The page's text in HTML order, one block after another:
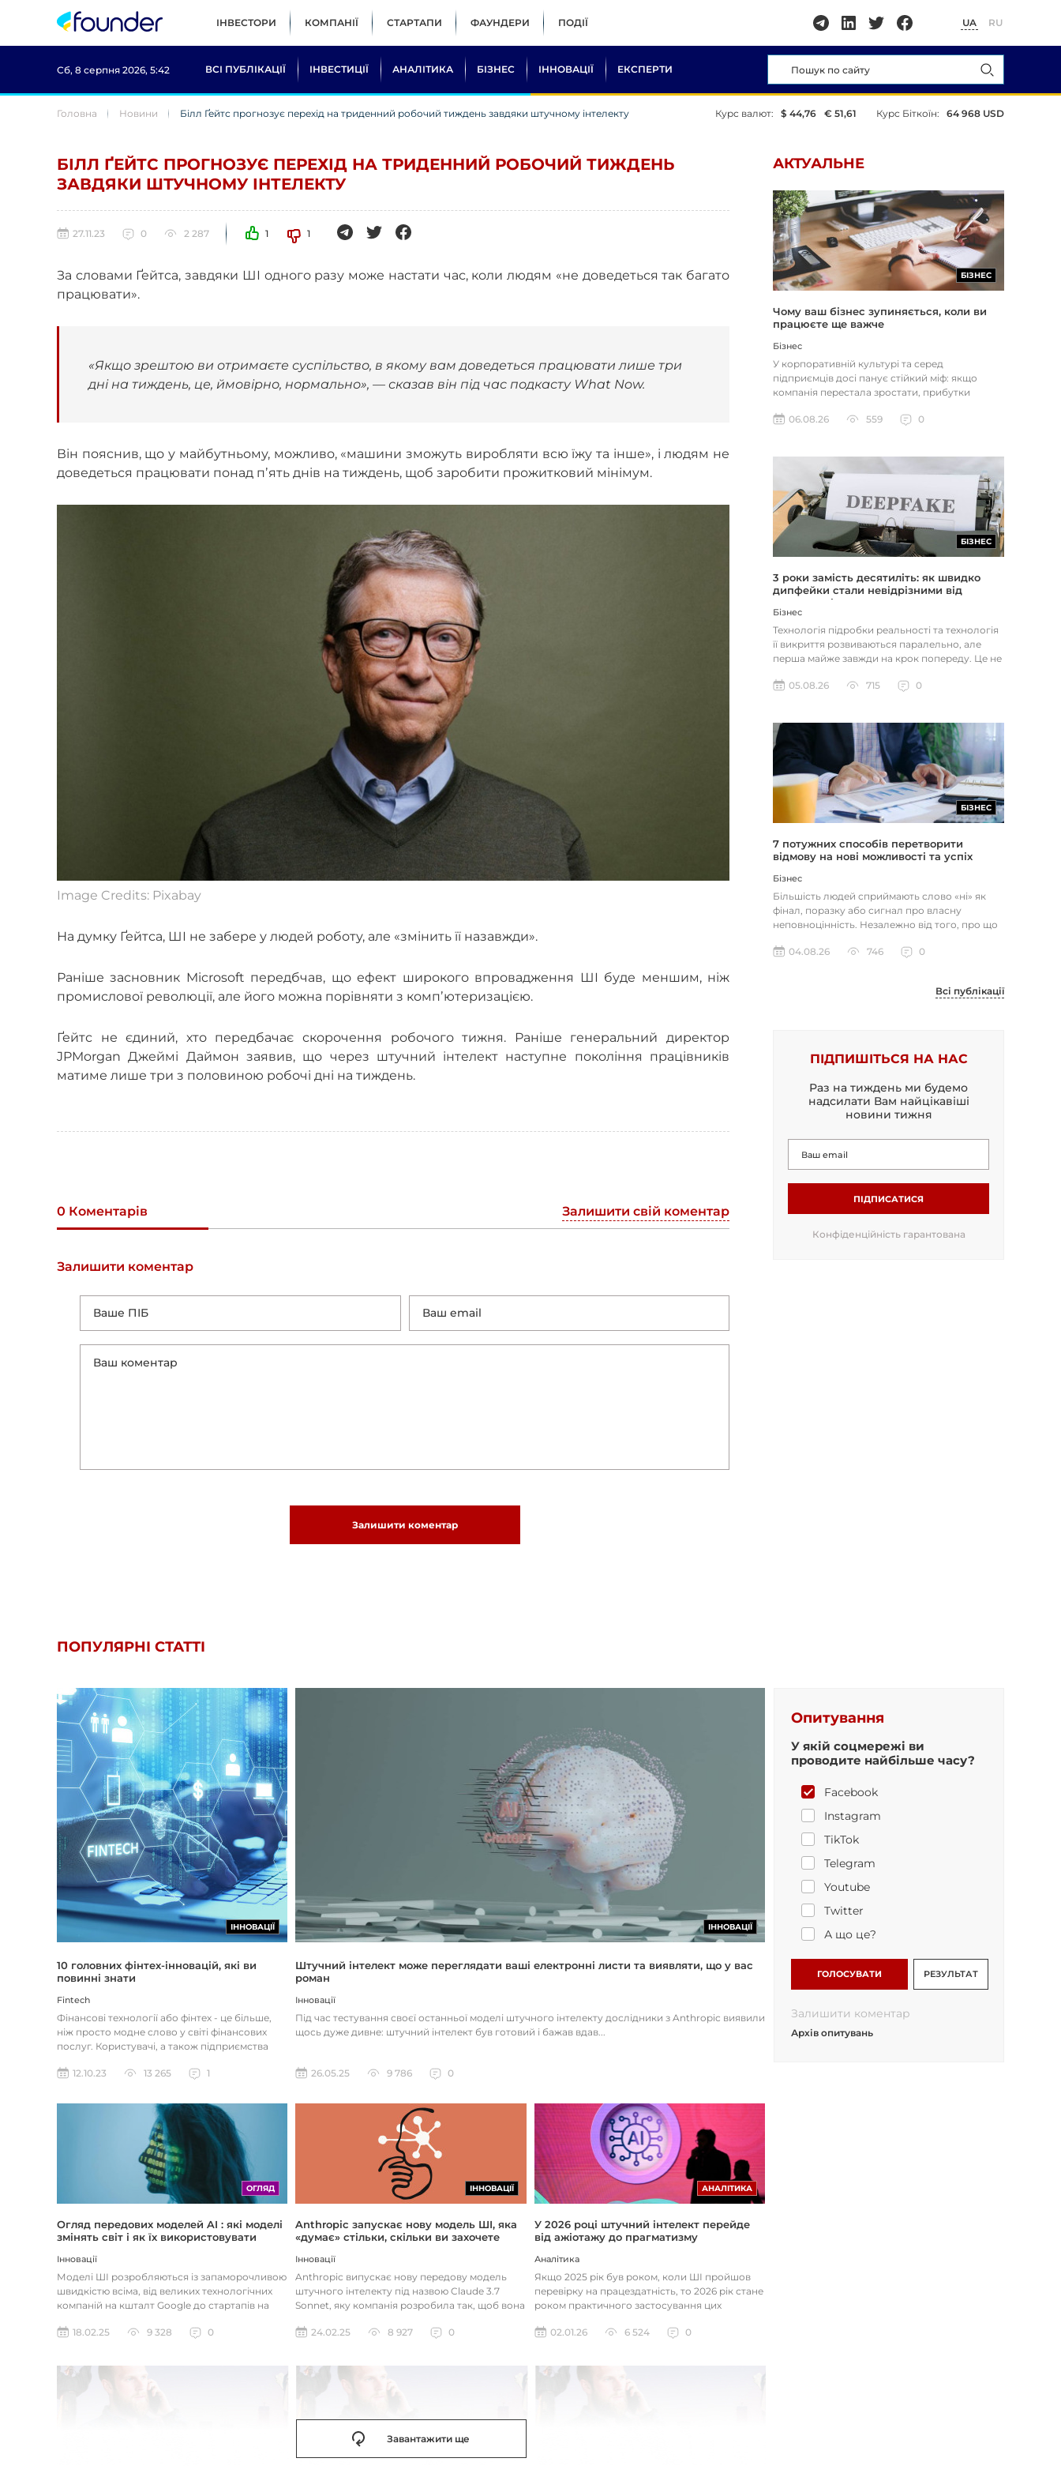
ІНВЕСТОРИ КОМПАНІЇ СТАРТАПИ ФАУНДЕРИ ПОДІЇ UA RU
Сб, 8 серпня 2026, 5:42 ВСІ ПУБЛІКАЦІЇ ІНВЕСТИЦІЇ АНАЛІТИКА БІЗНЕС ІННОВАЦІЇ ЕКСПЕРТИ
Головна Новини Білл Ґейтс прогнозує перехід на триденний робочий тиждень завдяки штучному інтелекту Курс валют: $ 44,76 € 51,61 Курс Біткоїн: 64 968 USD
БІЛЛ ҐЕЙТС ПРОГНОЗУЄ ПЕРЕХІД НА ТРИДЕННИЙ РОБОЧИЙ ТИЖДЕНЬ
ЗАВДЯКИ ШТУЧНОМУ ІНТЕЛЕКТУ
27.11.23 0 2 287 1 1
За словами Ґейтса, завдяки ШІ одного разу може настати час, коли людям «не доведеться так багато
працювати».
«Якщо зрештою ви отримаєте суспільство, в якому вам доведеться працювати лише три
дні на тиждень, це, ймовірно, нормально», — сказав він під час подкасту What Now.
Він пояснив, що у майбутньому, можливо, «машини зможуть виробляти всю їжу та інше», і людям не
доведеться працювати понад пʼять днів на тиждень, щоб заробити прожитковий мінімум.
Image Credits: Pixabay
На думку Ґейтса, ШІ не забере у людей роботу, але «змінить її назавжди».
Раніше засновник Microsoft передбчав, що ефект широкого впровадження ШІ буде меншим, ніж
промислової революції, але його можна порівняти з компʼютеризацією.
Ґейтс не єдиний, хто передбачає скорочення робочого тижня. Раніше генеральний директор
JPMorgan Джеймі Даймон заявив, що через штучний інтелект наступне покоління працівників
матиме лише три з половиною робочі дні на тиждень.
0 Коментарів Залишити свій коментар
Залишити коментар
Залишити коментар
АКТУАЛЬНЕ
БІЗНЕС
Чому ваш бізнес зупиняється, коли ви
працюєте ще важче
Бізнес
У корпоративній культурі та серед
підприємців досі панує стійкий міф: якщо
компанія перестала зростати, прибутки
06.08.26
559 0
БІЗНЕС
3 роки замість десятиліть: як швидко
дипфейки стали невідрізними від
реальності
Бізнес
Технологія підробки реальності та технологія
її викриття розвиваються паралельно, але
перша майже завжди на крок попереду. Це не
05.08.26
715 0
БІЗНЕС
7 потужних способів перетворити
відмову на нові можливості та успіх
Бізнес
Більшість людей сприймають слово «ні» як
фінал, поразку або сигнал про власну
неповноцінність. Незалежно від того, про що
04.08.26
746 0
Всі публікації
ПІДПИШІТЬСЯ НА НАС
Раз на тиждень ми будемо
надсилати Вам найцікавіші
новини тижня
ПІДПИСАТИСЯ
Конфіденційність гарантована
ПОПУЛЯРНІ СТАТТІ
ІННОВАЦІЇ
10 головних фінтех-інновацій, які ви
повинні знати
Fintech
Фінансові технології або фінтех - це більше,
ніж просто модне слово у світі фінансових
послуг. Користувачі, а також підприємства
12.10.23
13 265 1
ІННОВАЦІЇ
Штучний інтелект може переглядати ваші електронні листи та виявляти, що у вас
роман
Інновації
Під час тестування своєї останньої моделі штучного інтелекту дослідники з Anthropic виявили
щось дуже дивне: штучний інтелект був готовий і бажав вдав...
26.05.25 9 786 0
ОГЛЯД
Огляд передових моделей AI : які моделі
змінять світ і як їх використовувати
Інновації
Моделі ШІ розробляються із запаморочливою
швидкістю всіма, від великих технологічних
компаній на кшталт Google до стартапів на
18.02.25
9 328 0
ІННОВАЦІЇ
Anthropic запускає нову модель ШІ, яка
«думає» стільки, скільки ви захочете
Інновації
Anthropic випускає нову передову модель
штучного інтелекту під назвою Claude 3.7
Sonnet, яку компанія розробила так, щоб вона
24.02.25
8 927 0
АНАЛІТИКА
У 2026 році штучний інтелект перейде
від ажіотажу до прагматизму
Аналітика
Якщо 2025 рік був роком, коли ШІ пройшов
перевірку на працездатність, то 2026 рік стане
роком практичного застосування цих
02.01.26
6 524 0
Завантажити ще
Опитування
У якій соцмережі ви
проводите найбільше часу?
Facebook
Instagram
TikTok
Telegram
Youtube
Twitter
А що це?
ГОЛОСУВАТИ РЕЗУЛЬТАТ
Залишити коментар
Архів опитувань